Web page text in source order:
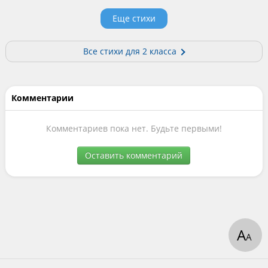
Еще стихи
Все cтихи для 2 класса
Комментарии
Комментариев пока нет. Будьте первыми!
Оставить комментарий
АА